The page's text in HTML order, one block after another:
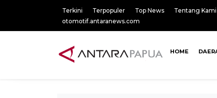
Terkini Terpopuler Top News Tentang Kami
otomotif.antaranews.com
HOME